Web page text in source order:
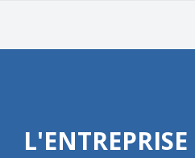
L'ENTREPRISE